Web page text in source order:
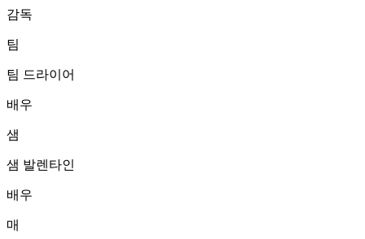
감독
팀
팀 드라이어
배우
샘
샘 발렌타인
배우
매